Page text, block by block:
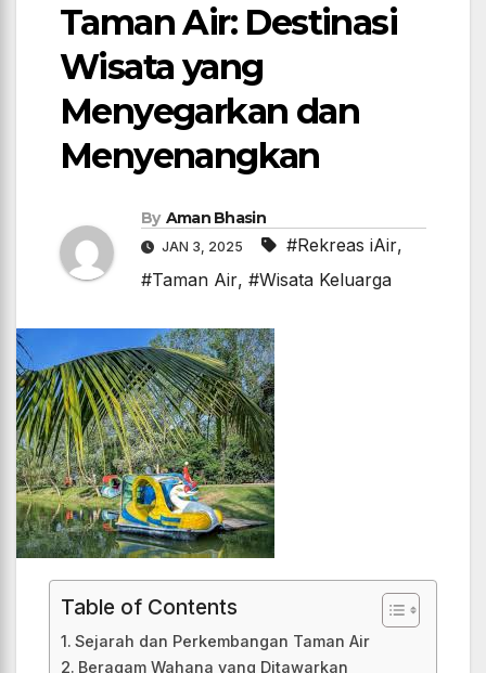
Taman Air: Destinasi
Wisata yang
Menyegarkan dan
Menyenangkan
By Aman Bhasin
JAN 3, 2025 #Rekreas iAir,
#Taman Air, #Wisata Keluarga
Table of Contents
Sejarah dan Perkembangan Taman Air
Beragam Wahana yang Ditawarkan